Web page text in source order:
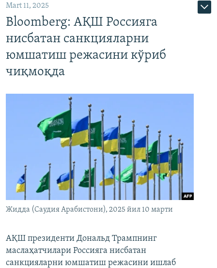
Mart 11, 2025
Bloomberg: АҚШ Россияга
нисбатан санкцияларни
юмшатиш режасини кўриб
чиқмоқда
Жидда (Саудия Арабистони), 2025 йил 10 марти
АҚШ президенти Дональд Трампнинг
маслаҳатчилари Россияга нисбатан
санкцияларни юмшатиш режасини ишлаб